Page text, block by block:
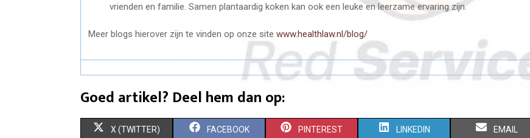
vrienden en familie. Samen plantaardig koken kan ook een leuke en leerzame ervaring zijn.
Meer blogs hierover zijn te vinden op onze site www.healthlaw.nl/blog/
Goed artikel? Deel hem dan op:
S
X (TWITTER) S
FACEBOOK S
PINTEREST S
LINKEDIN S
EMAIL